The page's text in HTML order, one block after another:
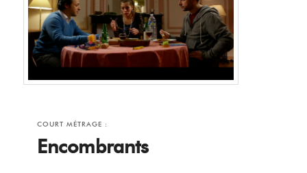
COURT MÉTRAGE :
Encombrants